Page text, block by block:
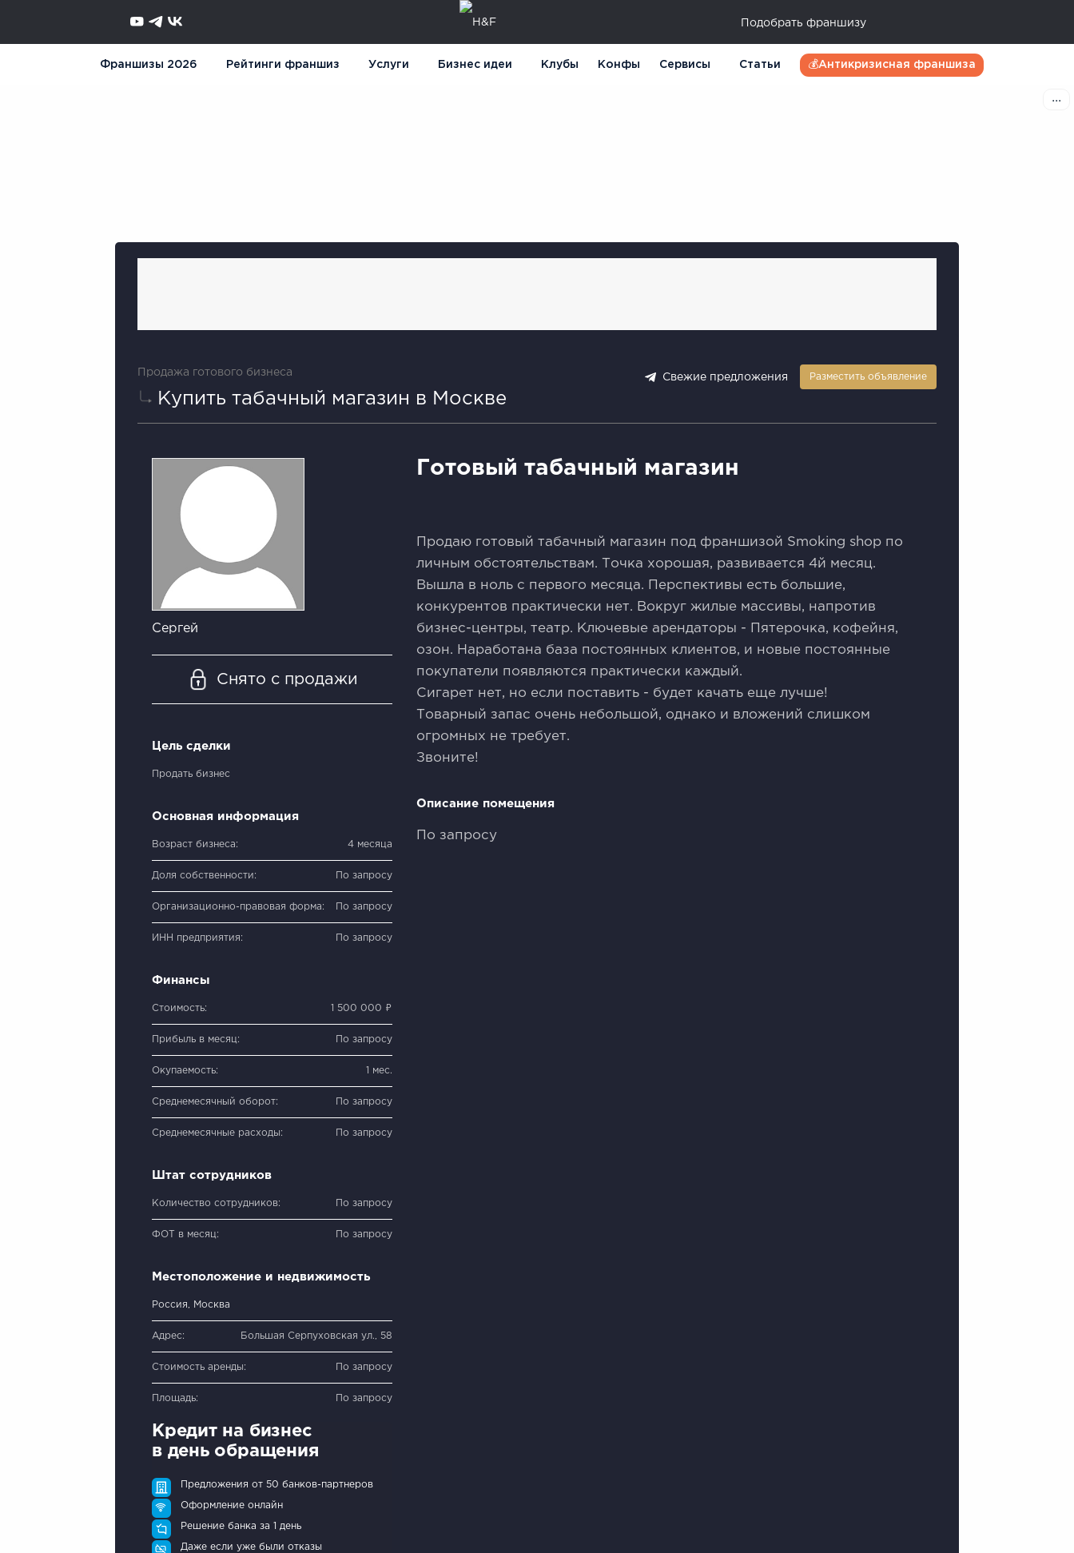
Подобрать франшизу
Франшизы 2026 Рейтинги франшиз Услуги Бизнес идеи Клубы Конфы Сервисы Статьи 💰Антикризисная франшиза
Продажа готового бизнеса
Купить табачный магазин в Москве
Свежие предложения Разместить объявление
Сергей
Снято с продажи
Цель сделки
Продать бизнес
Основная информация
Возраст бизнеса: 4 месяца
Доля собственности: По запросу
Организационно-правовая форма: По запросу
ИНН предприятия: По запросу
Финансы
Стоимость: 1 500 000 ₽
Прибыль в месяц: По запросу
Окупаемость: 1 мес.
Среднемесячный оборот: По запросу
Среднемесячные расходы: По запросу
Штат сотрудников
Количество сотрудников: По запросу
ФОТ в месяц: По запросу
Местоположение и недвижимость
Россия, Москва
Адрес: Большая Серпуховская ул., 58
Стоимость аренды: По запросу
Площадь: По запросу
Кредит на бизнес
в день обращения
Предложения от 50 банков-партнеров
Оформление онлайн
Решение банка за 1 день
Даже если уже были отказы
Готовый табачный магазин
Продаю готовый табачный магазин под франшизой Smoking shop по
личным обстоятельствам. Точка хорошая, развивается 4й месяц.
Вышла в ноль с первого месяца. Перспективы есть большие,
конкурентов практически нет. Вокруг жилые массивы, напротив
бизнес-центры, театр. Ключевые арендаторы - Пятерочка, кофейня,
озон. Наработана база постоянных клиентов, и новые постоянные
покупатели появляются практически каждый.
Сигарет нет, но если поставить - будет качать еще лучше!
Товарный запас очень небольшой, однако и вложений слишком
огромных не требует.
Звоните!
Описание помещения
По запросу